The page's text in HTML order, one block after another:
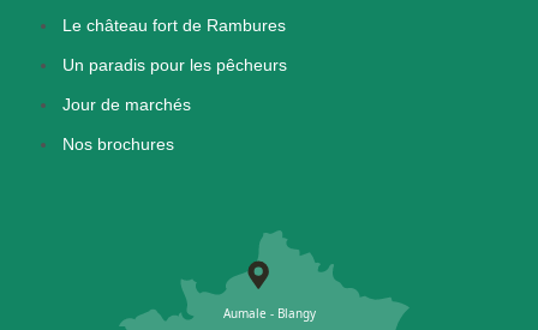
Le château fort de Rambures
Un paradis pour les pêcheurs
Jour de marchés
Nos brochures